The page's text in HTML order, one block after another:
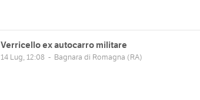
Verricello ex autocarro militare
14 Lug, 12:08 - Bagnara di Romagna (RA)